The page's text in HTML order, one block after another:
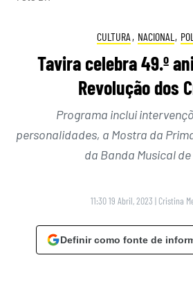
CULTURA , NACIONAL ,
Tavira celebra 49.º
Revolução dos
Programa inclui
personalidades, a Mostra da
da Banda Musical
11:30 19 Abril, 2023 | Cristina
Definir como fonte de